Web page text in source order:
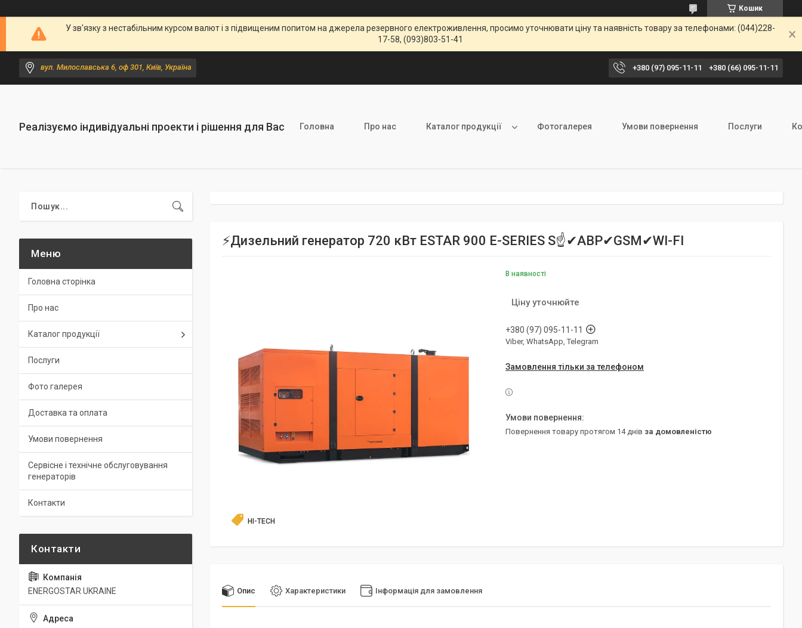
Кошик
У зв'язку з нестабільним курсом валют і з підвищеним попитом на джерела резервного електроживлення, просимо уточнювати ціну та наявність товару за телефонами: (044)228-
17-58, (093)803-51-41
вул. Милославська 6, оф 301, Київ, Україна +380 (97) 095-11-11 +380 (66) 095-11-11
Реалізуємо індивідуальні проекти і рішення для Вас Головна Про нас Каталог продукції Фотогалерея Умови повернення Послуги
⚡️Дизельний генератор 720 кВт ESTAR 900 E-SERIES S☝✔АВР✔GSM✔WI-FI
HI-TECH
В наявності
Ціну уточнюйте
+380 (97) 095-11-11
Viber, WhatsApp, Telegram
Замовлення тільки за телефоном
повернення товару протягом 14 днів за домовленістю
Опис Характеристики Інформація для замовлення
Головна сторінка
Про нас
Каталог продукції
Послуги
Фото галерея
Доставка та оплата
Умови повернення
Сервісне і технічне обслуговування
генераторів
Контакти
ENERGOSTAR UKRAINE